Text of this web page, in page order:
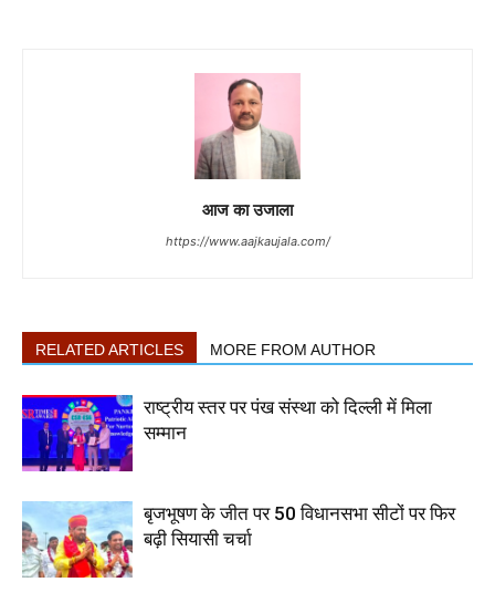
आज का उजाला
https://www.aajkaujala.com/
RELATED ARTICLES MORE FROM AUTHOR
राष्ट्रीय स्तर पर पंख संस्था को दिल्ली में मिला
सम्मान
बृजभूषण के जीत पर 50 विधानसभा सीटों पर फिर
बढ़ी सियासी चर्चा